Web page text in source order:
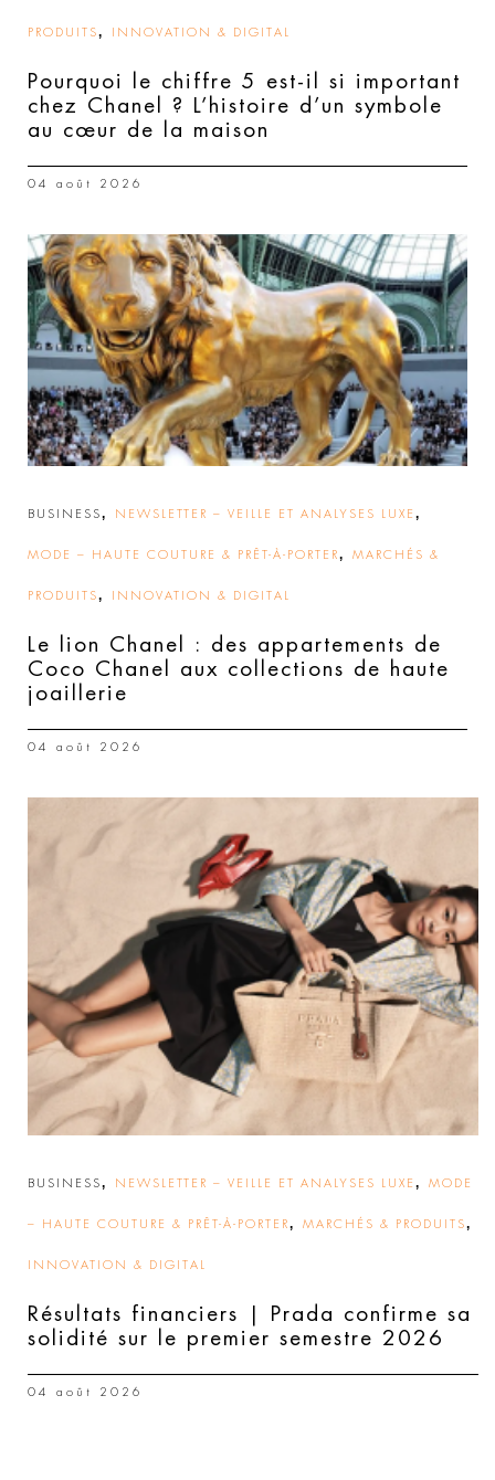
PRODUITS, INNOVATION & DIGITAL
Pourquoi le chiffre 5 est-il si important
chez Chanel ? L’histoire d’un symbole
au cœur de la maison
04 août 2026
BUSINESS, NEWSLETTER – VEILLE ET ANALYSES LUXE ,
MODE – HAUTE COUTURE & PRÊT-À-PORTER, MARCHÉS &
PRODUITS, INNOVATION & DIGITAL
Le lion Chanel : des appartements de
Coco Chanel aux collections de haute
joaillerie
04 août 2026
BUSINESS, NEWSLETTER – VEILLE ET ANALYSES LUXE , MODE
– HAUTE COUTURE & PRÊT-À-PORTER, MARCHÉS & PRODUITS,
INNOVATION & DIGITAL
Résultats financiers | Prada confirme sa
solidité sur le premier semestre 2026
04 août 2026